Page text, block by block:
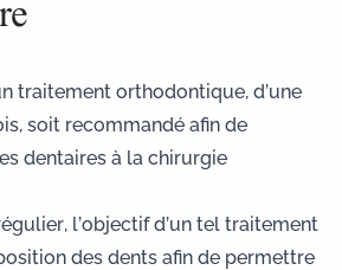
traitement orthodontique, d’une
soit recommandé afin de
dentaires à la chirurgie
l’objectif d’un tel traitement
des dents afin de permettre